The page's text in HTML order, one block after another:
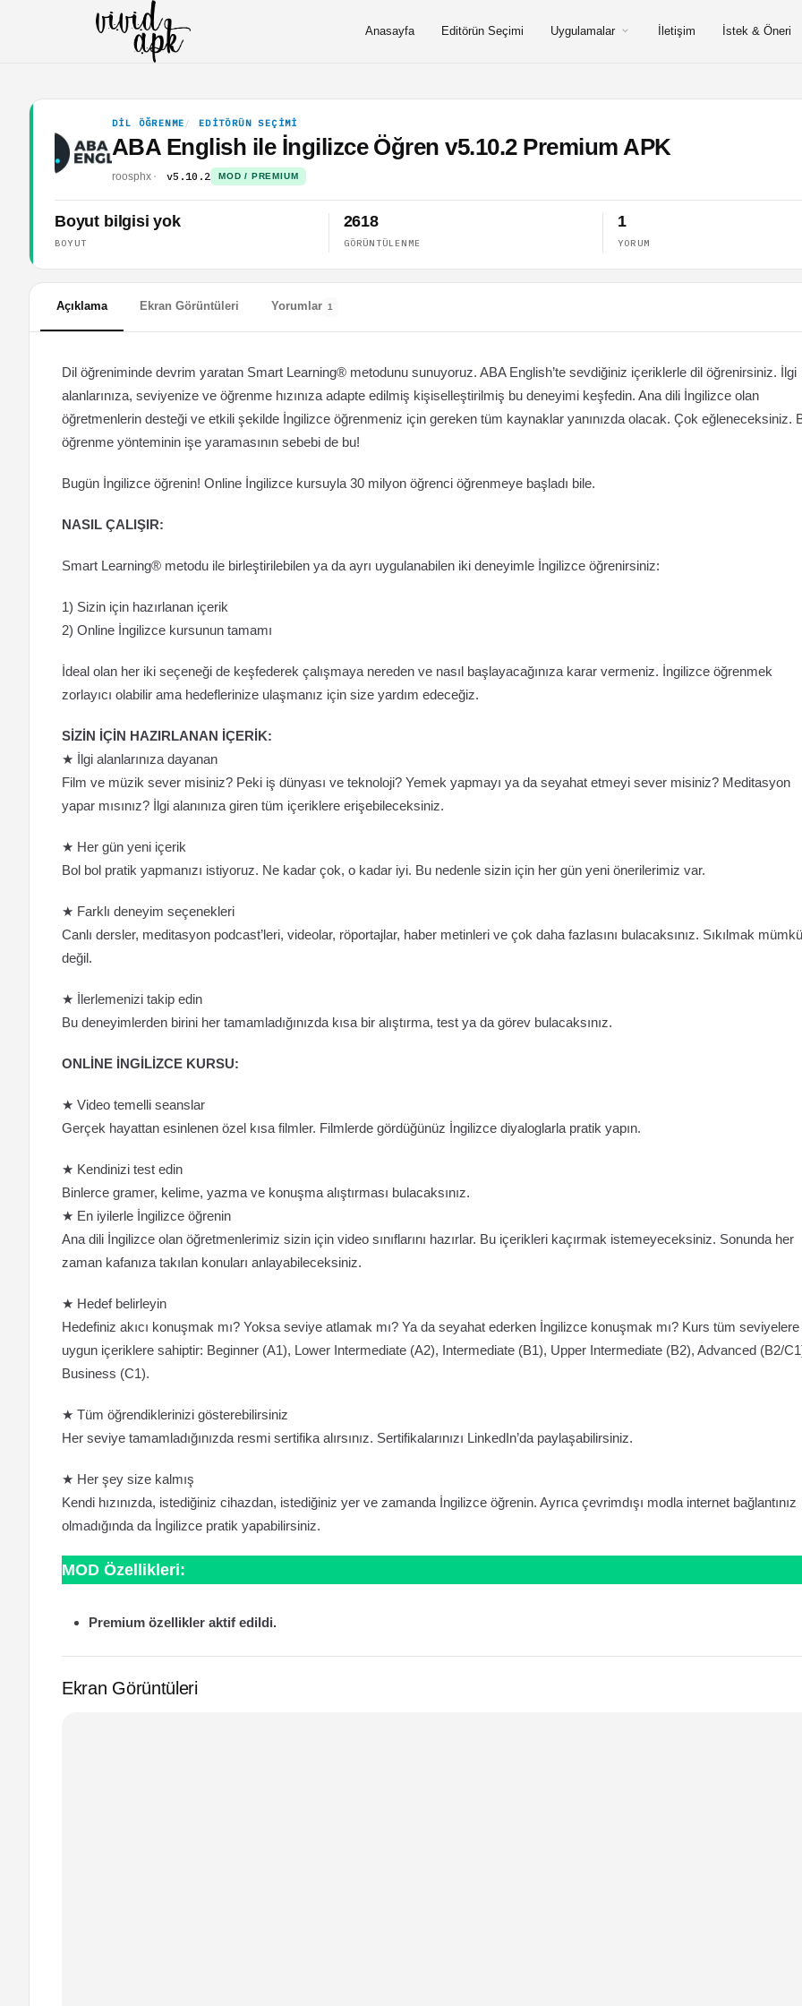
Anasayfa Editörün Seçimi Uygulamalar İletişim İstek & Öneri
DIL ÖĞRENME EDITÖRÜN SEÇIMI
ABA English ile İngilizce Öğren v5.10.2 Premium APK
roosphx v5.10.2 MOD / PREMIUM
Boyut bilgisi yok
BOYUT
2618
GÖRÜNTÜLENME
1
YORUM
Açıklama Ekran Görüntüleri Yorumlar 1
Dil öğreniminde devrim yaratan Smart Learning® metodunu sunuyoruz. ABA English’te sevdiğiniz içeriklerle dil öğrenirsiniz. İlgi
alanlarınıza, seviyenize ve öğrenme hızınıza adapte edilmiş kişiselleştirilmiş bu deneyimi keşfedin. Ana dili İngilizce olan
öğretmenlerin desteği ve etkili şekilde İngilizce öğrenmeniz için gereken tüm kaynaklar yanınızda olacak. Çok eğleneceksiniz.
öğrenme yönteminin işe yaramasının sebebi de bu!
Bugün İngilizce öğrenin! Online İngilizce kursuyla 30 milyon öğrenci öğrenmeye başladı bile.
NASIL ÇALIŞIR:
Smart Learning® metodu ile birleştirilebilen ya da ayrı uygulanabilen iki deneyimle İngilizce öğrenirsiniz:
1) Sizin için hazırlanan içerik
2) Online İngilizce kursunun tamamı
İdeal olan her iki seçeneği de keşfederek çalışmaya nereden ve nasıl başlayacağınıza karar vermeniz. İngilizce öğrenmek
zorlayıcı olabilir ama hedeflerinize ulaşmanız için size yardım edeceğiz.
SİZİN İÇİN HAZIRLANAN İÇERİK:
★ İlgi alanlarınıza dayanan
Film ve müzik sever misiniz? Peki iş dünyası ve teknoloji? Yemek yapmayı ya da seyahat etmeyi sever misiniz? Meditasyon
yapar mısınız? İlgi alanınıza giren tüm içeriklere erişebileceksiniz.
★ Her gün yeni içerik
Bol bol pratik yapmanızı istiyoruz. Ne kadar çok, o kadar iyi. Bu nedenle sizin için her gün yeni önerilerimiz var.
★ Farklı deneyim seçenekleri
Canlı dersler, meditasyon podcast’leri, videolar, röportajlar, haber metinleri ve çok daha fazlasını bulacaksınız. Sıkılmak
değil.
★ İlerlemenizi takip edin
Bu deneyimlerden birini her tamamladığınızda kısa bir alıştırma, test ya da görev bulacaksınız.
ONLİNE İNGİLİZCE KURSU:
★ Video temelli seanslar
Gerçek hayattan esinlenen özel kısa filmler. Filmlerde gördüğünüz İngilizce diyaloglarla pratik yapın.
★ Kendinizi test edin
Binlerce gramer, kelime, yazma ve konuşma alıştırması bulacaksınız.
★ En iyilerle İngilizce öğrenin
Ana dili İngilizce olan öğretmenlerimiz sizin için video sınıflarını hazırlar. Bu içerikleri kaçırmak istemeyeceksiniz. Sonunda her
zaman kafanıza takılan konuları anlayabileceksiniz.
★ Hedef belirleyin
Hedefiniz akıcı konuşmak mı? Yoksa seviye atlamak mı? Ya da seyahat ederken İngilizce konuşmak mı? Kurs tüm seviyelere
uygun içeriklere sahiptir: Beginner (A1), Lower Intermediate (A2), Intermediate (B1), Upper Intermediate (B2), Advanced (B2/
Business (C1).
★ Tüm öğrendiklerinizi gösterebilirsiniz
Her seviye tamamladığınızda resmi sertifika alırsınız. Sertifikalarınızı LinkedIn’da paylaşabilirsiniz.
★ Her şey size kalmış
Kendi hızınızda, istediğiniz cihazdan, istediğiniz yer ve zamanda İngilizce öğrenin. Ayrıca çevrimdışı modla internet bağlantınız
olmadığında da İngilizce pratik yapabilirsiniz.
MOD Özellikleri:
Premium özellikler aktif edildi.
Ekran Görüntüleri